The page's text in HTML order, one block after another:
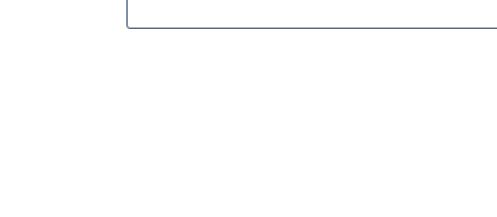
Motorsport